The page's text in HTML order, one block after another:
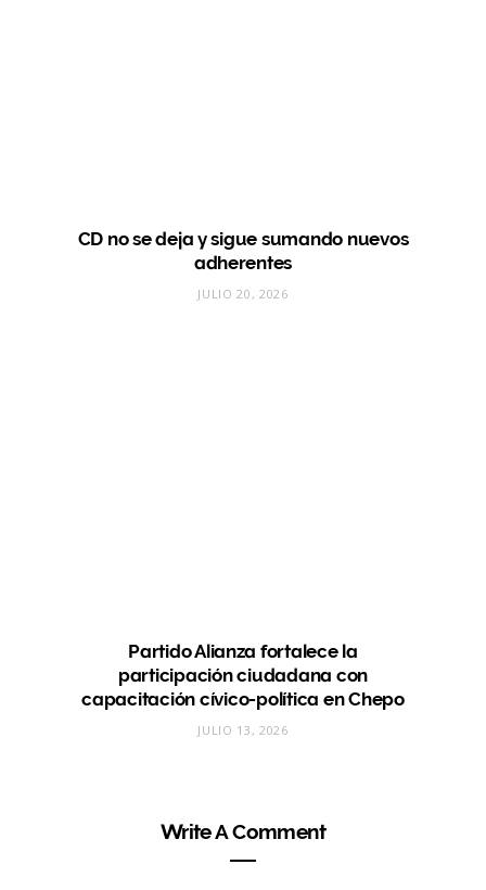
CD no se deja y sigue sumando nuevos
adherentes
JULIO 20, 2026
Partido Alianza fortalece la
participación ciudadana con
capacitación cívico-política en Chepo
JULIO 13, 2026
Write A Comment